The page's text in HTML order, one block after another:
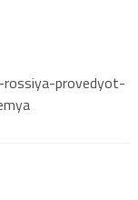
provedyot-